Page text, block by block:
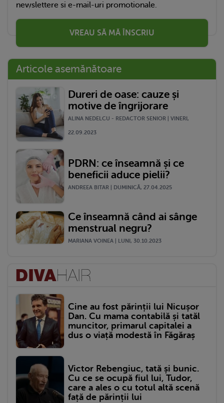
newslettere si e-mail-uri promotionale.
VREAU SĂ MĂ ÎNSCRIU
Articole asemănătoare
Dureri de oase: cauze și
motive de îngrijorare
ALINA NEDELCU - REDACTOR SENIOR | VINERI,
22.09.2023
PDRN: ce înseamnă și ce
beneficii aduce pielii?
ANDREEA BITAR | DUMINICĂ, 27.04.2025
Ce înseamnă când ai sânge
menstrual negru?
MARIANA VOINEA | LUNI, 30.10.2023
Cine au fost părinții lui Nicușor
Dan. Cu mama contabilă și tatăl
muncitor, primarul capitalei a
dus o viață modestă în Făgăraș
Victor Rebengiuc, tată și bunic.
Cu ce se ocupă fiul lui, Tudor,
care a ales o cu totul altă scenă
față de părinții lui